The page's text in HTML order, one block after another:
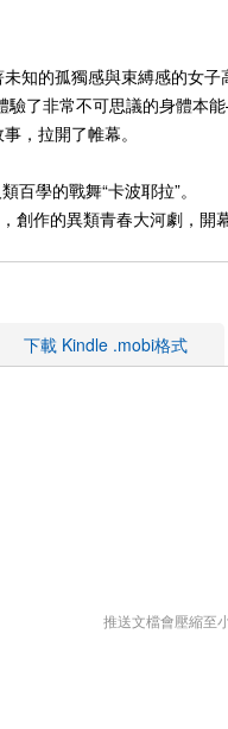
知的孤獨感與束縛感的女子
驗了非常不可思議的身體本
，拉開了帷幕。
百學的戰舞“卡波耶拉”。
創作的異類青春大河劇，開
下載 Kindle .mobi格式
推送文檔會壓縮至